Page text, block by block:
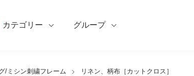
カテゴリー グループ
/ミシン刺繍フレーム リネン、柄布［カットクロス］